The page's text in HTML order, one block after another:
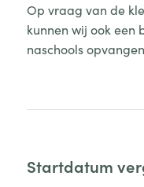
Op vraag van de
kunnen wij ook een
naschools
Startdatum